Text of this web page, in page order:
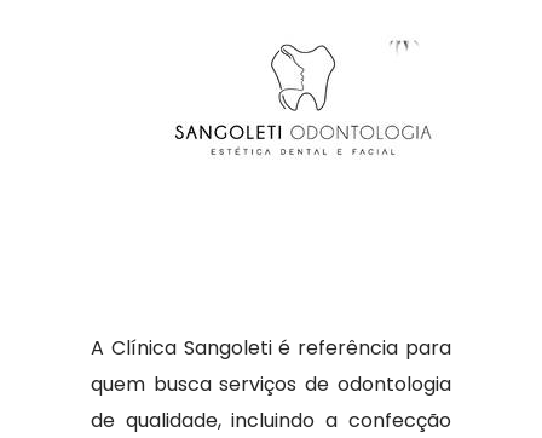
A Clínica Sangoleti é referência para
quem busca serviços de odontologia
de qualidade, incluindo a confecção